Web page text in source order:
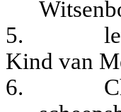
5.
Kind van
6.